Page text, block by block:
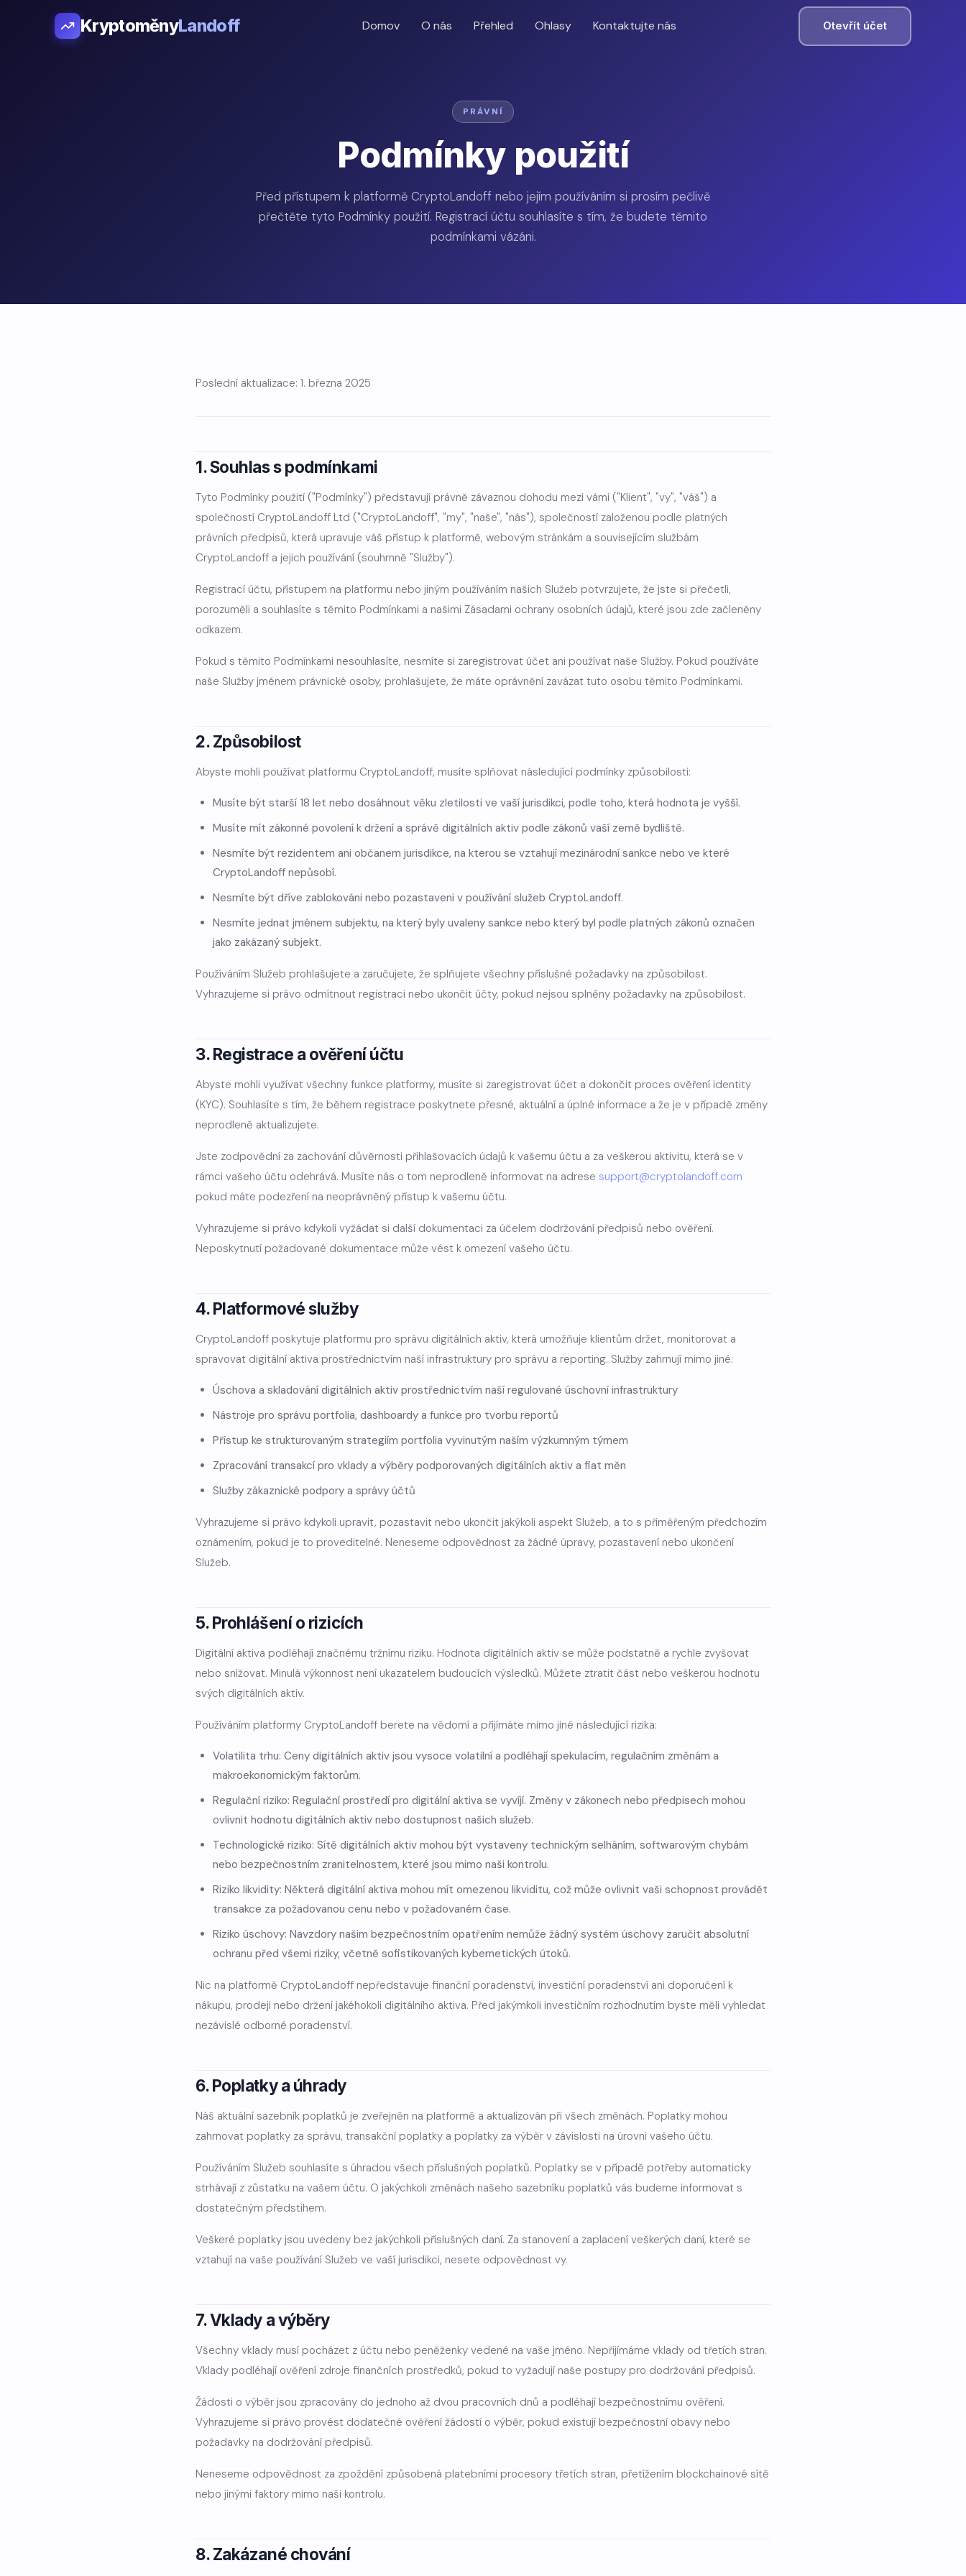
KryptoměnyLandoff Domov O nás Přehled Ohlasy Kontaktujte nás Otevřít účet
PRÁVNÍ
Podmínky použití
Před přístupem k platformě CryptoLandoff nebo jejím používáním si prosím pečlivě
přečtěte tyto Podmínky použití. Registrací účtu souhlasíte s tím, že budete těmito
podmínkami vázáni.
Poslední aktualizace: 1. března 2025
1. Souhlas s podmínkami
Tyto Podmínky použití ("Podmínky") představují právně závaznou dohodu mezi vámi ("Klient", "vy", "váš") a
společností CryptoLandoff Ltd ("CryptoLandoff", "my", "naše", "nás"), společností založenou podle platných
právních předpisů, která upravuje váš přístup k platformě, webovým stránkám a souvisejícím službám
CryptoLandoff a jejich používání (souhrnně "Služby").
Registrací účtu, přístupem na platformu nebo jiným používáním našich Služeb potvrzujete, že jste si přečetli,
porozuměli a souhlasíte s těmito Podmínkami a našimi Zásadami ochrany osobních údajů, které jsou zde začleněny
odkazem.
Pokud s těmito Podmínkami nesouhlasíte, nesmíte si zaregistrovat účet ani používat naše Služby. Pokud používáte
naše Služby jménem právnické osoby, prohlašujete, že máte oprávnění zavázat tuto osobu těmito Podmínkami.
2. Způsobilost
Abyste mohli používat platformu CryptoLandoff, musíte splňovat následující podmínky způsobilosti:
Musíte být starší 18 let nebo dosáhnout věku zletilosti ve vaší jurisdikci, podle toho, která hodnota je vyšší.
Musíte mít zákonné povolení k držení a správě digitálních aktiv podle zákonů vaší země bydliště.
Nesmíte být rezidentem ani občanem jurisdikce, na kterou se vztahují mezinárodní sankce nebo ve které
CryptoLandoff nepůsobí.
Nesmíte být dříve zablokováni nebo pozastaveni v používání služeb CryptoLandoff.
Nesmíte jednat jménem subjektu, na který byly uvaleny sankce nebo který byl podle platných zákonů označen
jako zakázaný subjekt.
Používáním Služeb prohlašujete a zaručujete, že splňujete všechny příslušné požadavky na způsobilost.
Vyhrazujeme si právo odmítnout registraci nebo ukončit účty, pokud nejsou splněny požadavky na způsobilost.
3. Registrace a ověření účtu
Abyste mohli využívat všechny funkce platformy, musíte si zaregistrovat účet a dokončit proces ověření identity
(KYC). Souhlasíte s tím, že během registrace poskytnete přesné, aktuální a úplné informace a že je v případě změny
neprodleně aktualizujete.
Jste zodpovědní za zachování důvěrnosti přihlašovacích údajů k vašemu účtu a za veškerou aktivitu, která se v
rámci vašeho účtu odehrává. Musíte nás o tom neprodleně informovat na adrese support@cryptolandoff.com
pokud máte podezření na neoprávněný přístup k vašemu účtu.
Vyhrazujeme si právo kdykoli vyžádat si další dokumentaci za účelem dodržování předpisů nebo ověření.
Neposkytnutí požadované dokumentace může vést k omezení vašeho účtu.
4. Platformové služby
CryptoLandoff poskytuje platformu pro správu digitálních aktiv, která umožňuje klientům držet, monitorovat a
spravovat digitální aktiva prostřednictvím naší infrastruktury pro správu a reporting. Služby zahrnují mimo jiné:
Úschova a skladování digitálních aktiv prostřednictvím naší regulované úschovní infrastruktury
Nástroje pro správu portfolia, dashboardy a funkce pro tvorbu reportů
Přístup ke strukturovaným strategiím portfolia vyvinutým naším výzkumným týmem
Zpracování transakcí pro vklady a výběry podporovaných digitálních aktiv a fiat měn
Služby zákaznické podpory a správy účtů
Vyhrazujeme si právo kdykoli upravit, pozastavit nebo ukončit jakýkoli aspekt Služeb, a to s přiměřeným předchozím
oznámením, pokud je to proveditelné. Neneseme odpovědnost za žádné úpravy, pozastavení nebo ukončení
Služeb.
5. Prohlášení o rizicích
Digitální aktiva podléhají značnému tržnímu riziku. Hodnota digitálních aktiv se může podstatně a rychle zvyšovat
nebo snižovat. Minulá výkonnost není ukazatelem budoucích výsledků. Můžete ztratit část nebo veškerou hodnotu
svých digitálních aktiv.
Používáním platformy CryptoLandoff berete na vědomí a přijímáte mimo jiné následující rizika:
Volatilita trhu: Ceny digitálních aktiv jsou vysoce volatilní a podléhají spekulacím, regulačním změnám a
makroekonomickým faktorům.
Regulační riziko: Regulační prostředí pro digitální aktiva se vyvíjí. Změny v zákonech nebo předpisech mohou
ovlivnit hodnotu digitálních aktiv nebo dostupnost našich služeb.
Technologické riziko: Sítě digitálních aktiv mohou být vystaveny technickým selháním, softwarovým chybám
nebo bezpečnostním zranitelnostem, které jsou mimo naši kontrolu.
Riziko likvidity: Některá digitální aktiva mohou mít omezenou likviditu, což může ovlivnit vaši schopnost provádět
transakce za požadovanou cenu nebo v požadovaném čase.
Riziko úschovy: Navzdory našim bezpečnostním opatřením nemůže žádný systém úschovy zaručit absolutní
ochranu před všemi riziky, včetně sofistikovaných kybernetických útoků.
Nic na platformě CryptoLandoff nepředstavuje finanční poradenství, investiční poradenství ani doporučení k
nákupu, prodeji nebo držení jakéhokoli digitálního aktiva. Před jakýmkoli investičním rozhodnutím byste měli vyhledat
nezávislé odborné poradenství.
6. Poplatky a úhrady
Náš aktuální sazebník poplatků je zveřejněn na platformě a aktualizován při všech změnách. Poplatky mohou
zahrnovat poplatky za správu, transakční poplatky a poplatky za výběr v závislosti na úrovni vašeho účtu.
Používáním Služeb souhlasíte s úhradou všech příslušných poplatků. Poplatky se v případě potřeby automaticky
strhávají z zůstatku na vašem účtu. O jakýchkoli změnách našeho sazebníku poplatků vás budeme informovat s
dostatečným předstihem.
Veškeré poplatky jsou uvedeny bez jakýchkoli příslušných daní. Za stanovení a zaplacení veškerých daní, které se
vztahují na vaše používání Služeb ve vaší jurisdikci, nesete odpovědnost vy.
7. Vklady a výběry
Všechny vklady musí pocházet z účtu nebo peněženky vedené na vaše jméno. Nepřijímáme vklady od třetích stran.
Vklady podléhají ověření zdroje finančních prostředků, pokud to vyžadují naše postupy pro dodržování předpisů.
Žádosti o výběr jsou zpracovány do jednoho až dvou pracovních dnů a podléhají bezpečnostnímu ověření.
Vyhrazujeme si právo provést dodatečné ověření žádostí o výběr, pokud existují bezpečnostní obavy nebo
požadavky na dodržování předpisů.
Neneseme odpovědnost za zpoždění způsobená platebními procesory třetích stran, přetížením blockchainové sítě
nebo jinými faktory mimo naši kontrolu.
8. Zakázané chování